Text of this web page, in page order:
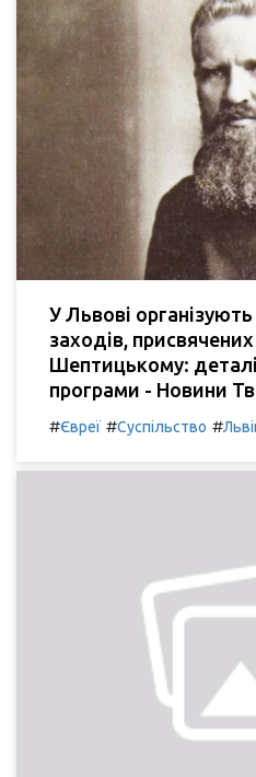
У Львові
заходів,
Шептицькому:
програми - Новини
#Євреї #Суспільство #